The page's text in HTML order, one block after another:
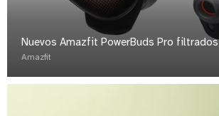
Nuevos Amazfit PowerBuds Pro filtrados
Amazfit